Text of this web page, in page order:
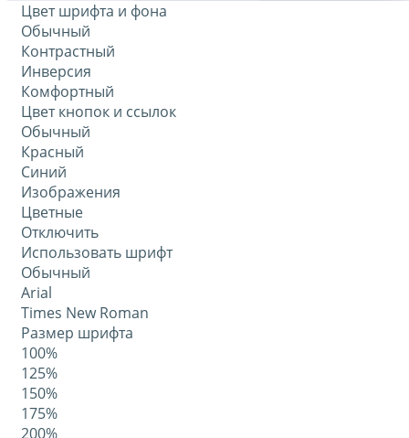
Цвет шрифта и фона
Обычный
Контрастный
Инверсия
Комфортный
Цвет кнопок и ссылок
Обычный
Красный
Синий
Изображения
Цветные
Отключить
Использовать шрифт
Обычный
Arial
Times New Roman
Размер шрифта
100%
125%
150%
175%
200%